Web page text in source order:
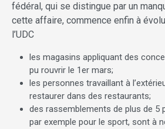
fédéral, qui se distingue par un
cette affaire, commence enfin à
l’UDC
les magasins appliquant des
pu rouvrir le 1er mars;
les personnes travaillant à
restaurer dans des restaurants;
des rassemblements de plus de 5
par exemple pour le sport, sont à